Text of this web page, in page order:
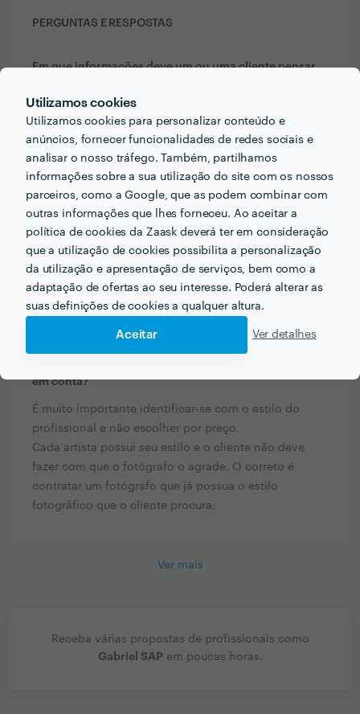
Utilizamos cookies
Utilizamos cookies para personalizar conteúdo e
anúncios, fornecer funcionalidades de redes sociais e
analisar o nosso tráfego. Também, partilhamos
informações sobre a sua utilização do site com os nossos
parceiros, como a Google, que as podem combinar com
outras informações que lhes forneceu. Ao aceitar a
política de cookies da Zaask deverá ter em consideração
que a utilização de cookies possibilita a personalização
da utilização e apresentação de serviços, bem como a
adaptação de ofertas ao seu interesse. Poderá alterar as
suas definições de cookies a qualquer altura.
Aceitar Ver detalhes
PERGUNTAS E RESPOSTAS
Em que informações deve um ou uma cliente pensar
com profissionais?
Para casamentos: data, local e número de
convidados.
Para sessões: tema (família, casal, individual), data e
local desejados.
Que formação e experiência tem relacionadas com a
sua actividade?
Experiência de mais de 15 anos com sessões
fotográficas e seis anos com casamentos.
em conta?
É muito importante identificar-se com o estilo do
profissional e não escolher por preço.
Cada artista possui seu estilo e o cliente não deve
fazer com que o fotógrafo o agrade. O correto é
contratar um fotógrafo que já possua o estilo
fotográfico que o cliente procura.
Ver mais
Receba várias propostas de profissionais como
Gabriel SAP em poucas horas.